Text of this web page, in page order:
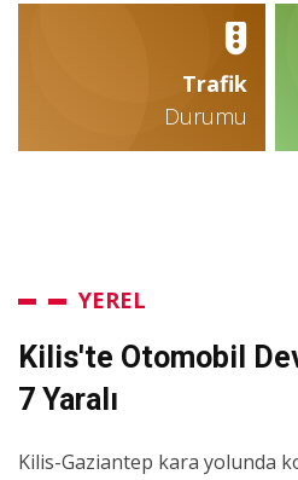
Trafik
Durumu
YEREL
Kilis'te Otomobil
7 Yaralı
Kilis-Gaziantep kara yolunda